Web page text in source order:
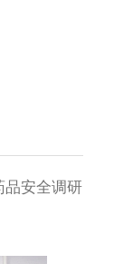
安全调研